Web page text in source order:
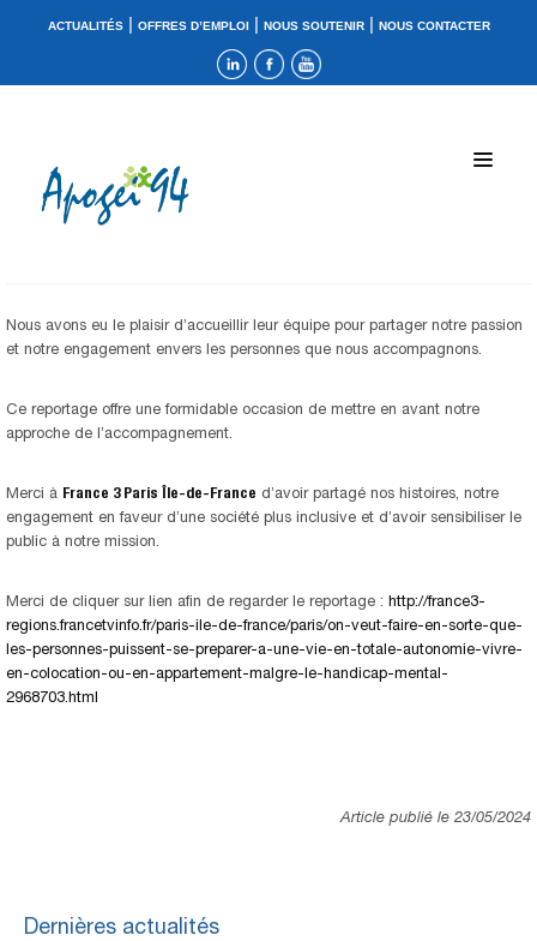
ACTUALITÉS| OFFRES D’EMPLOI| NOUS SOUTENIR| NOUS CONTACTER
Nous avons eu le plaisir d’accueillir leur équipe pour partager notre passion
et notre engagement envers les personnes que nous accompagnons.
Ce reportage offre une formidable occasion de mettre en avant notre
approche de l’accompagnement.
Merci à France 3 Paris Île-de-France d’avoir partagé nos histoires, notre
engagement en faveur d’une société plus inclusive et d’avoir sensibiliser le
public à notre mission.
Merci de cliquer sur lien afin de regarder le reportage : http://france3-
regions.francetvinfo.fr/paris-ile-de-france/paris/on-veut-faire-en-sorte-que-
les-personnes-puissent-se-preparer-a-une-vie-en-totale-autonomie-vivre-
en-colocation-ou-en-appartement-malgre-le-handicap-mental-
2968703.html
Article publié le 23/05/2024
Dernières actualités